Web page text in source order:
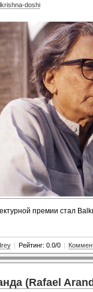
doshi
премии стал
| Рейтинг: 0.0/0 |
(Rafael